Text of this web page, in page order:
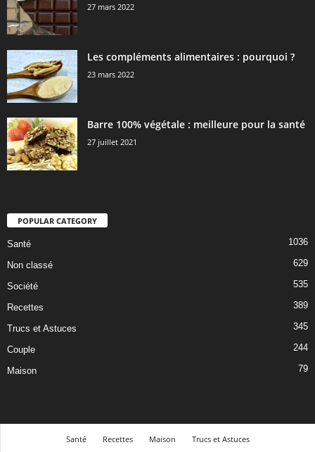
27 mars 2022
Les compléments alimentaires : pourquoi ?
23 mars 2022
Barre 100% végétale : meilleure pour la santé
27 juillet 2021
POPULAR CATEGORY
Santé 1036
Non classé 629
Société 535
Recettes 389
Trucs et Astuces 345
Couple 244
Maison 79
Santé Recettes Maison Trucs et Astuces